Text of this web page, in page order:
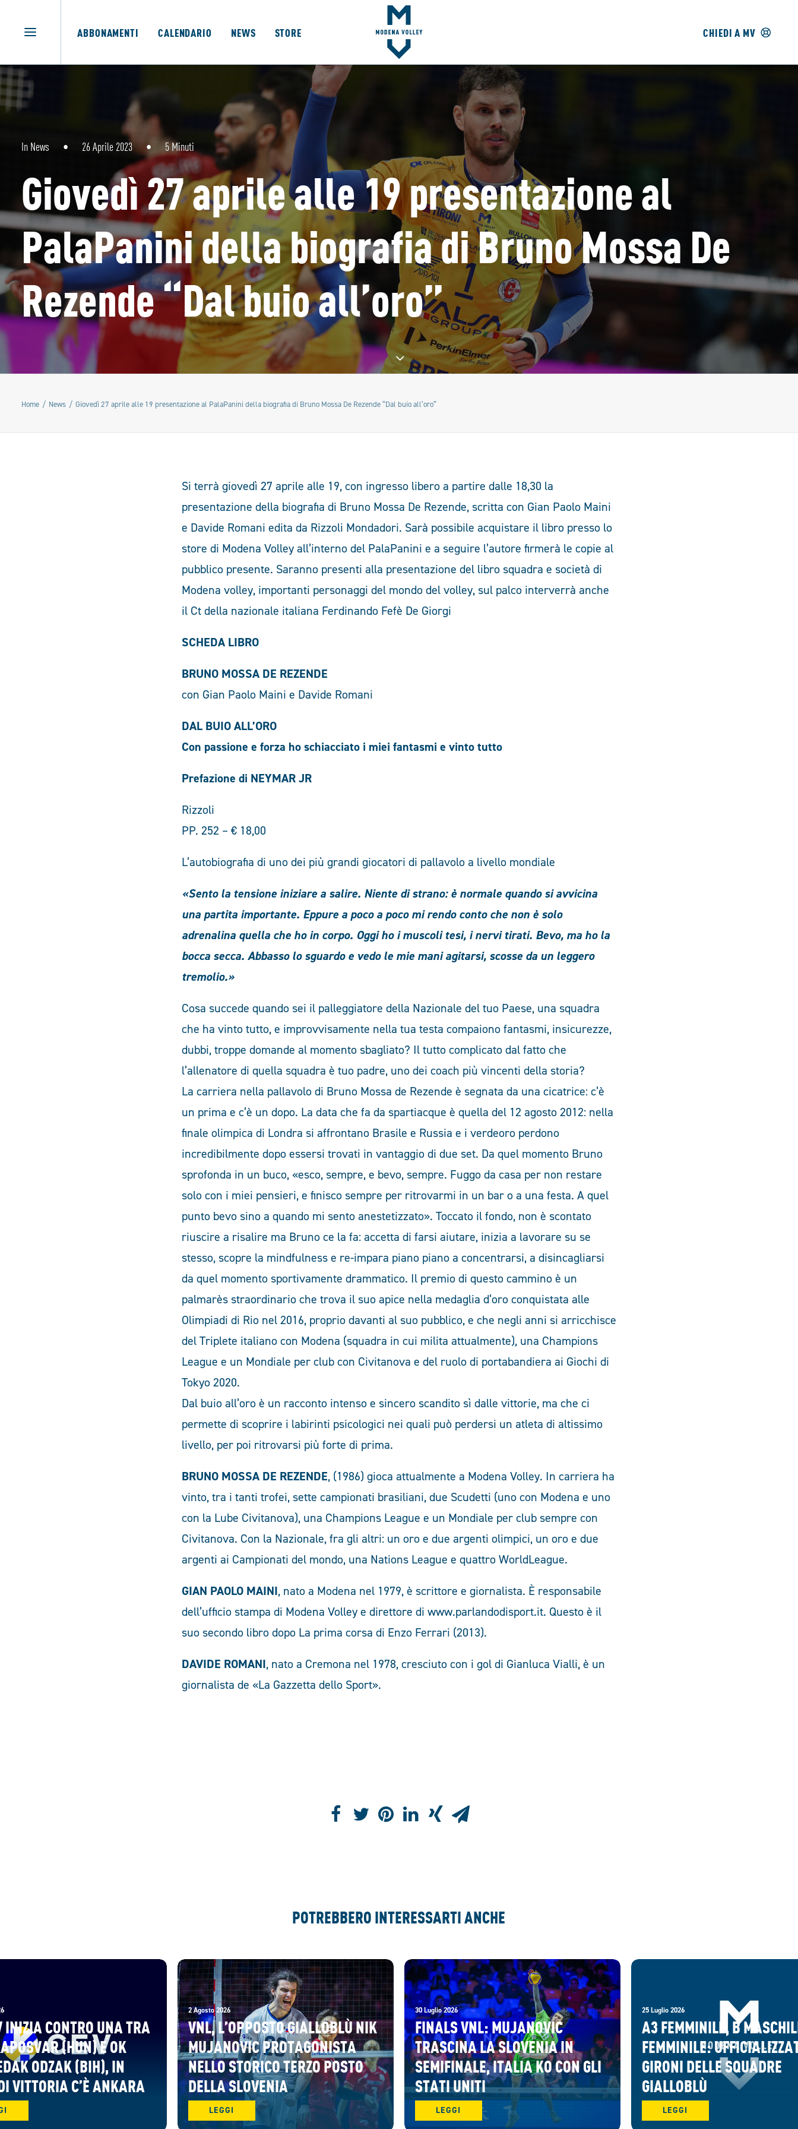
CHIEDI A MV
ABBONAMENTI CALENDARIO NEWS STORE
InNews • 26 Aprile 2023 • 5 Minuti
Giovedì 27 aprile alle 19 presentazione al
PalaPanini della biografia di Bruno Mossa De
Rezende “Dal buio all’oro”
Home News Giovedì 27 aprile alle 19 presentazione al PalaPanini della biografia di Bruno Mossa De Rezende “Dal buio all’oro”
Si terrà giovedì 27 aprile alle 19, con ingresso libero a partire dalle 18,30 la
presentazione della biografia di Bruno Mossa De Rezende, scritta con Gian Paolo Maini
e Davide Romani edita da Rizzoli Mondadori. Sarà possibile acquistare il libro presso lo
store di Modena Volley all’interno del PalaPanini e a seguire l’autore firmerà le copie al
pubblico presente. Saranno presenti alla presentazione del libro squadra e società di
Modena volley, importanti personaggi del mondo del volley, sul palco interverrà anche
il Ct della nazionale italiana Ferdinando Fefè De Giorgi
SCHEDA LIBRO
BRUNO MOSSA DE REZENDE
con Gian Paolo Maini e Davide Romani
DAL BUIO ALL’ORO
Con passione e forza ho schiacciato i miei fantasmi e vinto tutto
Prefazione di NEYMAR JR
Rizzoli
PP. 252 – € 18,00
L’autobiografia di uno dei più grandi giocatori di pallavolo a livello mondiale
«Sento la tensione iniziare a salire. Niente di strano: è normale quando si avvicina
una partita importante. Eppure a poco a poco mi rendo conto che non è solo
adrenalina quella che ho in corpo. Oggi ho i muscoli tesi, i nervi tirati. Bevo, ma ho la
bocca secca. Abbasso lo sguardo e vedo le mie mani agitarsi, scosse da un leggero
tremolio.»
Cosa succede quando sei il palleggiatore della Nazionale del tuo Paese, una squadra
che ha vinto tutto, e improvvisamente nella tua testa compaiono fantasmi, insicurezze,
dubbi, troppe domande al momento sbagliato? Il tutto complicato dal fatto che
l’allenatore di quella squadra è tuo padre, uno dei coach più vincenti della storia?
La carriera nella pallavolo di Bruno Mossa de Rezende è segnata da una cicatrice: c’è
un prima e c’è un dopo. La data che fa da spartiacque è quella del 12 agosto 2012: nella
finale olimpica di Londra si affrontano Brasile e Russia e i verdeoro perdono
incredibilmente dopo essersi trovati in vantaggio di due set. Da quel momento Bruno
sprofonda in un buco, «esco, sempre, e bevo, sempre. Fuggo da casa per non restare
solo con i miei pensieri, e finisco sempre per ritrovarmi in un bar o a una festa. A quel
punto bevo sino a quando mi sento anestetizzato». Toccato il fondo, non è scontato
riuscire a risalire ma Bruno ce la fa: accetta di farsi aiutare, inizia a lavorare su se
stesso, scopre la mindfulness e re-impara piano piano a concentrarsi, a disincagliarsi
da quel momento sportivamente drammatico. Il premio di questo cammino è un
palmarès straordinario che trova il suo apice nella medaglia d’oro conquistata alle
Olimpiadi di Rio nel 2016, proprio davanti al suo pubblico, e che negli anni si arricchisce
del Triplete italiano con Modena (squadra in cui milita attualmente), una Champions
League e un Mondiale per club con Civitanova e del ruolo di portabandiera ai Giochi di
Tokyo 2020.
Dal buio all’oro è un racconto intenso e sincero scandito sì dalle vittorie, ma che ci
permette di scoprire i labirinti psicologici nei quali può perdersi un atleta di altissimo
livello, per poi ritrovarsi più forte di prima.
BRUNO MOSSA DE REZENDE, (1986) gioca attualmente a Modena Volley. In carriera ha
vinto, tra i tanti trofei, sette campionati brasiliani, due Scudetti (uno con Modena e uno
con la Lube Civitanova), una Champions League e un Mondiale per club sempre con
Civitanova. Con la Nazionale, fra gli altri: un oro e due argenti olimpici, un oro e due
argenti ai Campionati del mondo, una Nations League e quattro WorldLeague.
GIAN PAOLO MAINI, nato a Modena nel 1979, è scrittore e giornalista. È responsabile
dell’ufficio stampa di Modena Volley e direttore di www.parlandodisport.it. Questo è il
suo secondo libro dopo La prima corsa di Enzo Ferrari (2013).
DAVIDE ROMANI, nato a Cremona nel 1978, cresciuto con i gol di Gianluca Vialli, è un
giornalista de «La Gazzetta dello Sport».
POTREBBERO INTERESSARTI ANCHE
INIZIA CONTRO UNA TRA
(HUN) E OK
ODZAK (BIH), IN
VITTORIA C’È ANKARA
2 Agosto 2026
VNL, L’OPPOSTO GIALLOBLÙ NIK
MUJANOVIC PROTAGONISTA
NELLO STORICO TERZO POSTO
DELLA SLOVENIA
LEGGI
30 Luglio 2026
FINALS VNL: MUJANOVIC
TRASCINA LA SLOVENIA IN
SEMIFINALE, ITALIA KO CON GLI
STATI UNITI
LEGGI
25 Luglio 2026
A3 FEMMINILE, B
FEMMINILE:
GIRONI DELLE SQUADRE
GIALLOBLÙ
LEGGI